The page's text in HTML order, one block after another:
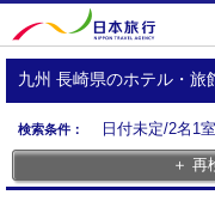
九州 長崎県のホテル・
検索条件：
日付未定/2名1室
＋ 再